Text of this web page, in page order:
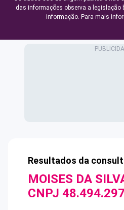
das informações observa a legislação
informação. Para mais
Resultados da
MOISES DA
CNPJ